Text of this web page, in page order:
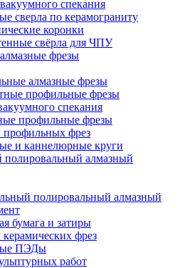
спекания
сверла по керамограниту
коронки
свёрла для ЧПУ
фрезы
алмазные фрезы
профильные фрезы
спекания
профильные фрезы
фрез
и каннелюрные круги
алмазный
полировальный алмазный
бумага и затиры
фрез
ПЭДы
работ